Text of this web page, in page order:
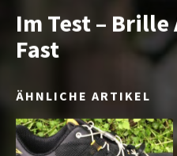
Im Test –
Fast
ÄHNLICHE ARTIKEL